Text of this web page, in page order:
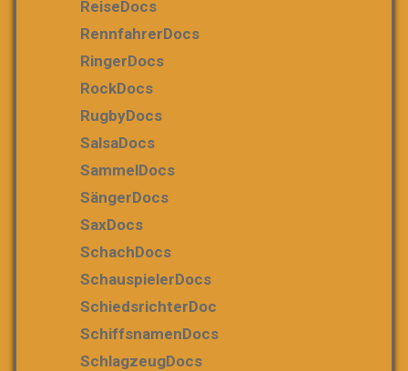
ReiseDocs
RennfahrerDocs
RingerDocs
RockDocs
RugbyDocs
SalsaDocs
SammelDocs
SängerDocs
SaxDocs
SchachDocs
SchauspielerDocs
SchiedsrichterDoc
SchiffsnamenDocs
SchlagzeugDocs